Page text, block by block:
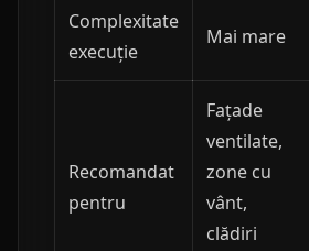
Complexitate
execuție
Mai mare
Recomandat
pentru
Fațade
ventilate,
zone cu
vânt,
clădiri